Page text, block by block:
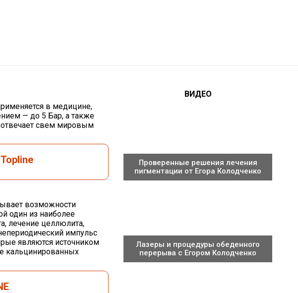
в медицине,
— до 5 Бар, а также
отвечает свем мировым
возможности
один из наиболее
лечение целлюлита,
импульс
являются источником
кальцинированных
ВИДЕО
Проверенные решения лечения
пигментации от Егора Колодченко
Лазеры и процедуры обеденного
перерыва с Егором Колодченко